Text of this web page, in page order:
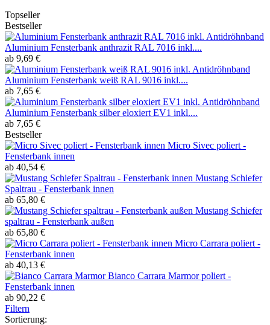
Topseller
Bestseller
Aluminium Fensterbank anthrazit RAL 7016 inkl....
ab 9,69 €
Aluminium Fensterbank weiß RAL 9016 inkl....
ab 7,65 €
Aluminium Fensterbank silber eloxiert EV1 inkl....
ab 7,65 €
Bestseller
Micro Sivec poliert -
Fensterbank innen
ab 40,54 €
Mustang Schiefer
Spaltrau - Fensterbank innen
ab 65,80 €
Mustang Schiefer
spaltrau - Fensterbank außen
ab 65,80 €
Micro Carrara poliert -
Fensterbank innen
ab 40,13 €
Bianco Carrara Marmor poliert -
Fensterbank innen
ab 90,22 €
Filtern
Sortierung: